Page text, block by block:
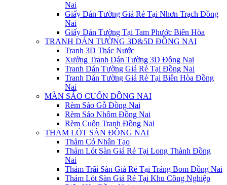
Nai
Giấy Dán Tường Giá Rẻ Tại Nhơn Trạch Đồng
Nai
Giấy Dán Tường Tại Tam Phước Biên Hòa
TRANH DÁN TƯỜNG 3D&5D ĐỒNG NAI
Tranh 3D Thác Nước
Xưởng Tranh Dán Tường 3D Đồng Nai
Tranh Dán Tường Giá Rẻ Tại Đồng Nai
Tranh Dán Tường Giá Rẻ Tại Biên Hòa Đồng
Nai
MÀN SÁO CUỐN ĐỒNG NAI
Rèm Sáo Gỗ Đồng Nai
Rèm Sáo Nhôm Đồng Nai
Rèm Cuốn Tranh Đồng Nai
THẢM LÓT SÀN ĐỒNG NAI
Thảm Cỏ Nhân Tạo
Thảm Lót Sàn Giá Rẻ Tại Long Thành Đồng
Nai
Thảm Trãi Sàn Giá Rẻ Tại Trảng Bom Đồng Nai
Thảm Lót Sàn Giá Rẻ Tại Khu Công Nghiệp